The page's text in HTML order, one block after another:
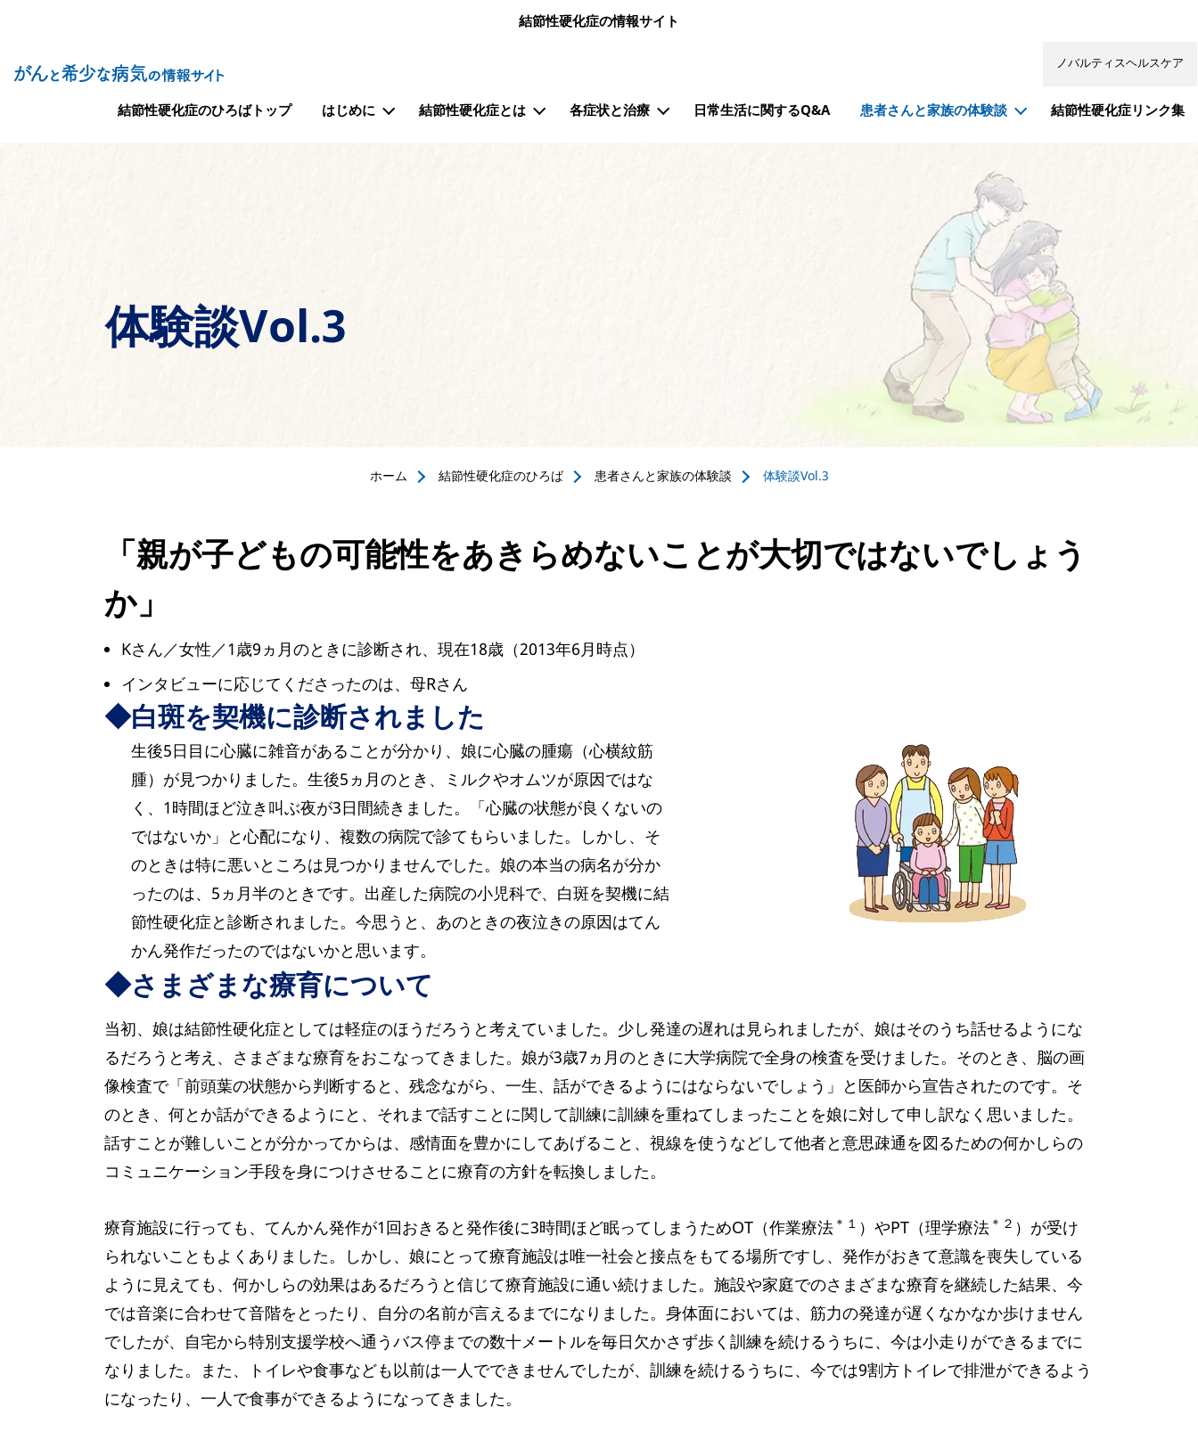
メインコンテンツに移動
結節性硬化症の情報サイト
Site Logo
ノバルティスヘルスケア
結節性硬化症のひろばトップ はじめに 結節性硬化症とは 各症状と治療 日常生活に関するQ&A 患者さんと家族の体験談 結節性硬化症リンク集
体験談Vol.3
ホーム 結節性硬化症のひろば 患者さんと家族の体験談 体験談Vol.3
「親が子どもの可能性をあきらめないことが大切ではないでしょう
か」
Kさん／女性／1歳9ヵ月のときに診断され、現在18歳（2013年6月時点）
インタビューに応じてくださったのは、母Rさん
◆白斑を契機に診断されました
生後5日目に心臓に雑音があることが分かり、娘に心臓の腫瘍（心横紋筋
腫）が見つかりました。生後5ヵ月のとき、ミルクやオムツが原因ではな
く、1時間ほど泣き叫ぶ夜が3日間続きました。「心臓の状態が良くないの
ではないか」と心配になり、複数の病院で診てもらいました。しかし、そ
のときは特に悪いところは見つかりませんでした。娘の本当の病名が分か
ったのは、5ヵ月半のときです。出産した病院の小児科で、白斑を契機に結
節性硬化症と診断されました。今思うと、あのときの夜泣きの原因はてん
かん発作だったのではないかと思います。
◆さまざまな療育について
当初、娘は結節性硬化症としては軽症のほうだろうと考えていました。少し発達の遅れは見られましたが、娘はそのうち話せるようにな
るだろうと考え、さまざまな療育をおこなってきました。娘が3歳7ヵ月のときに大学病院で全身の検査を受けました。そのとき、脳の画
像検査で「前頭葉の状態から判断すると、残念ながら、一生、話ができるようにはならないでしょう」と医師から宣告されたのです。そ
のとき、何とか話ができるようにと、それまで話すことに関して訓練に訓練を重ねてしまったことを娘に対して申し訳なく思いました。
話すことが難しいことが分かってからは、感情面を豊かにしてあげること、視線を使うなどして他者と意思疎通を図るための何かしらの
コミュニケーション手段を身につけさせることに療育の方針を転換しました。
療育施設に行っても、てんかん発作が1回おきると発作後に3時間ほど眠ってしまうためOT（作業療法 ＊１ ）やPT（理学療法 ＊２ ）が受け
られないこともよくありました。しかし、娘にとって療育施設は唯一社会と接点をもてる場所ですし、発作がおきて意識を喪失している
ように見えても、何かしらの効果はあるだろうと信じて療育施設に通い続けました。施設や家庭でのさまざまな療育を継続した結果、今
では音楽に合わせて音階をとったり、自分の名前が言えるまでになりました。身体面においては、筋力の発達が遅くなかなか歩けません
でしたが、自宅から特別支援学校へ通うバス停までの数十メートルを毎日欠かさず歩く訓練を続けるうちに、今は小走りができるまでに
なりました。また、トイレや食事なども以前は一人でできませんでしたが、訓練を続けるうちに、今では9割方トイレで排泄ができるよう
になったり、一人で食事ができるようになってきました。